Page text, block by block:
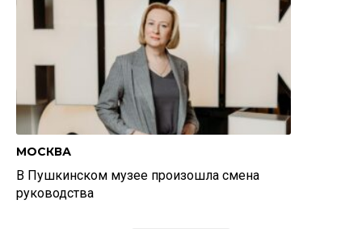
МОСКВА
В Пушкинском музее произошла смена
руководства